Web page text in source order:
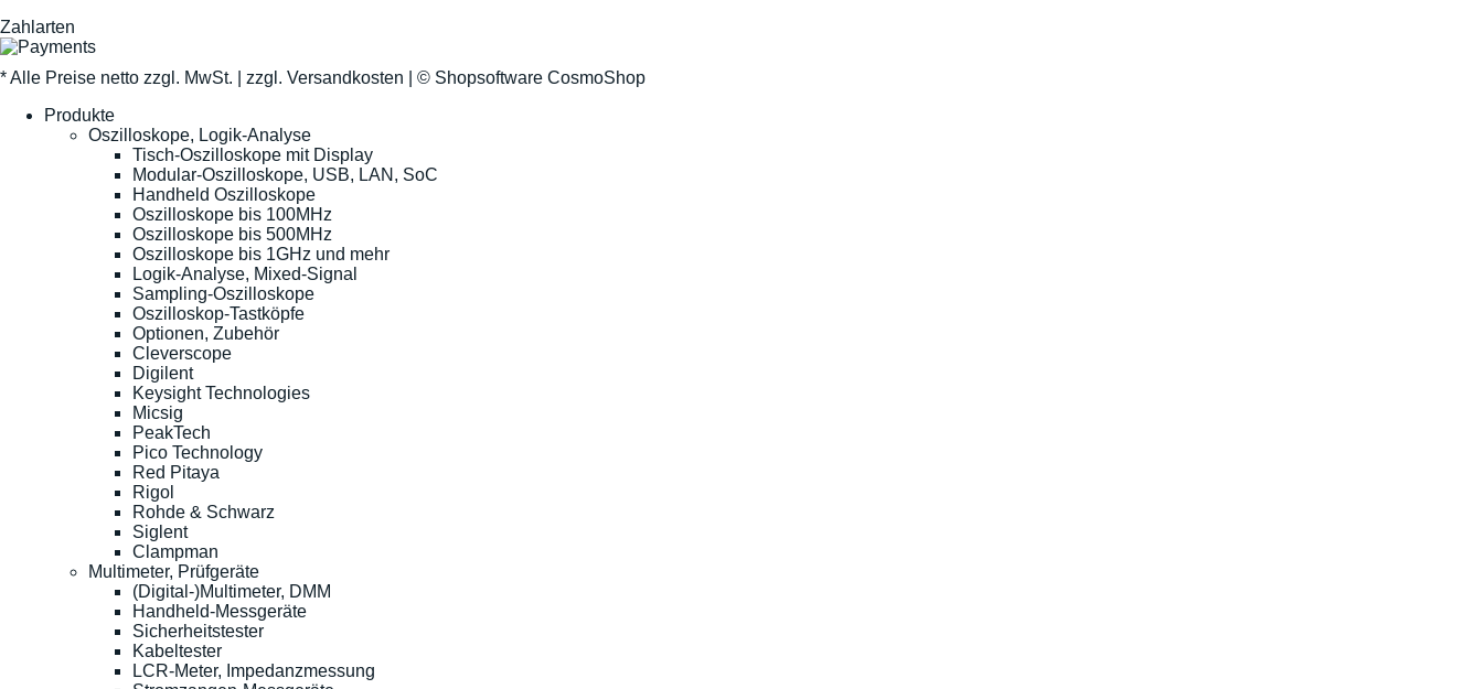
Zahlarten
* Alle Preise netto zzgl. MwSt. | zzgl. Versandkosten | © Shopsoftware CosmoShop
Produkte
Oszilloskope, Logik-Analyse
Tisch-Oszilloskope mit Display
Modular-Oszilloskope, USB, LAN, SoC
Handheld Oszilloskope
Oszilloskope bis 100MHz
Oszilloskope bis 500MHz
Oszilloskope bis 1GHz und mehr
Logik-Analyse, Mixed-Signal
Sampling-Oszilloskope
Oszilloskop-Tastköpfe
Optionen, Zubehör
Cleverscope
Digilent
Keysight Technologies
Micsig
PeakTech
Pico Technology
Red Pitaya
Rigol
Rohde & Schwarz
Siglent
Clampman
Multimeter, Prüfgeräte
(Digital-)Multimeter, DMM
Handheld-Messgeräte
Sicherheitstester
Kabeltester
LCR-Meter, Impedanzmessung